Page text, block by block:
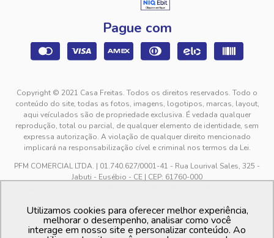
Pague com
Copyright © 2021 Casa Freitas. Todos os direitos reservados. Todo o
conteúdo do site, todas as fotos, imagens, logotipos, marcas, layout,
aqui veículados são de propriedade exclusiva. É vedada qualquer
reprodução, total ou parcial, de qualquer elemento de identidade, sem
expressa autorização. A violação de qualquer direito mencionado
implicará na responsabilização cível e criminal nos termos da Lei.
PFM COMERCIAL LTDA. | 01.740.627/0001-41 - Rua Lourival Sales, 325 -
Jabuti - Eusébio - CE | CEP: 61760-000
feriados.
Os preços dos produtos estão sujeitos a alteração sem aviso prévio. O
Utilizamos cookies para oferecer melhor experiência,
melhorar o desempenho, analisar como você
interage em nosso site e personalizar conteúdo. Ao